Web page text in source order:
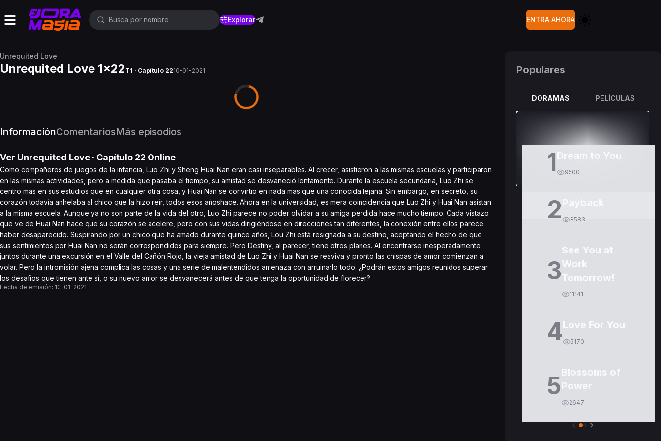
Explorar ENTRA AHORA
Unrequited Love
Unrequited Love 1x22 T1 · Capítulo 2210-01-2021
InformaciónComentariosMás episodios
Ver Unrequited Love · Capítulo 22 Online
Como compañeros de juegos de la infancia, Luo Zhi y Sheng Huai Nan eran casi inseparables. Al crecer, asistieron a las mismas escuelas y participaron
en las mismas actividades, pero a medida que pasaba el tiempo, su amistad se desvaneció lentamente. Durante la escuela secundaria, Luo Zhi se
centró más en sus estudios que en cualquier otra cosa, y Huai Nan se convirtió en nada más que una conocida lejana. Sin embargo, en secreto, su
corazón todavía anhelaba al chico que la hizo reír, todos esos añoshace. Ahora en la universidad, es mera coincidencia que Luo Zhi y Huai Nan asistan
a la misma escuela. Aunque ya no son parte de la vida del otro, Luo Zhi parece no poder olvidar a su amiga perdida hace mucho tiempo. Cada vistazo
que ve de Huai Nan hace que su corazón se acelere, pero con sus vidas dirigiéndose en direcciones tan diferentes, la conexión entre ellos parece
haber desaparecido. Suspirando por un chico que ha amado durante quince años, Lou Zhi está resignada a su destino, aceptando el hecho de que
sus sentimientos por Huai Nan no serán correspondidos para siempre. Pero Destiny, al parecer, tiene otros planes. Al encontrarse inesperadamente
juntos durante una excursión en el Valle del Cañón Rojo, la vieja amistad de Luo Zhi y Huai Nan se reaviva y pronto las chispas de amor comienzan a
volar. Pero la intromisión ajena complica las cosas y una serie de malentendidos amenaza con arruinarlo todo. ¿Podrán estos amigos reunidos superar
los desafíos que tienen ante sí, o su nuevo amor se desvanecerá antes de que tenga la oportunidad de florecer?
Fecha de emisión: 10-01-2021
Populares
DORAMAS PELÍCULAS
1Dream to You
9500
2 8583
3
See You at
Work
Tomorrow!
11141
4Love For You
5170
5Blossoms of
Power
2647